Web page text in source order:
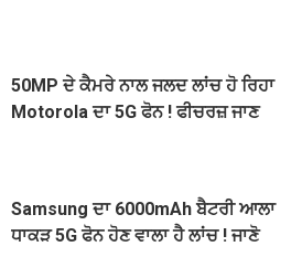
50MP ਦੇ ਕੈਮਰੇ ਨਾਲ ਜਲਦ ਲਾਂਚ ਹੋ ਰਿਹਾ
Motorola ਦਾ 5G ਫੋਨ ! ਫੀਚਰਜ਼ ਜਾਣ
Samsung ਦਾ 6000mAh ਬੈਟਰੀ ਆਲਾ
ਧਾਕੜ 5G ਫੋਨ ਹੋਣ ਵਾਲਾ ਹੈ ਲਾਂਚ ! ਜਾਣੋ